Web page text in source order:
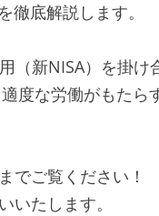
徹底解説します。
（新NISA）を掛け
度な労働がもたら
でご覧ください！
たします。